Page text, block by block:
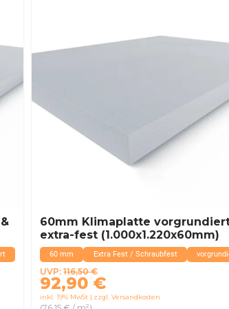
60 mm Extra Fest / Schraubfest
60mm Klimaplatte
extra-fest (1.000x1.220x60mm)
UVP: 116,50€
Ursprünglicher
Preis
war:
92,90 €
Aktueller
Preis
ist:
inkl. 19% MwSt zzgl. Versandkosten